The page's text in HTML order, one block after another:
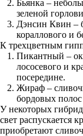
Бьянка –
зеленой
Дэнсин Квин –
кораллового и
К трехцветным
Пикантный –
лососевого и
посередине.
Жираф –
бордовых
У некоторых
свет распускается
приобретают